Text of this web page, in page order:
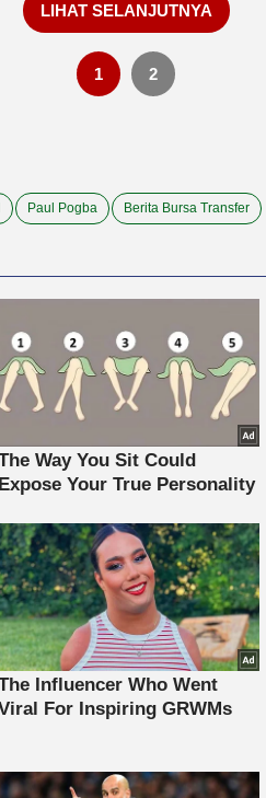
LIHAT SELANJUTNYA
1 2
Paul Pogba Berita Bursa Transfer